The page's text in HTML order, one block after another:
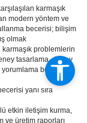
karmaşık
modern yöntem ve
becerisi; bilişim
olmak
problemlerin
tasarlama, deney
yorumlama becerisi
yanı sıra
etkin iletişim kurma,
ve üretim raporları